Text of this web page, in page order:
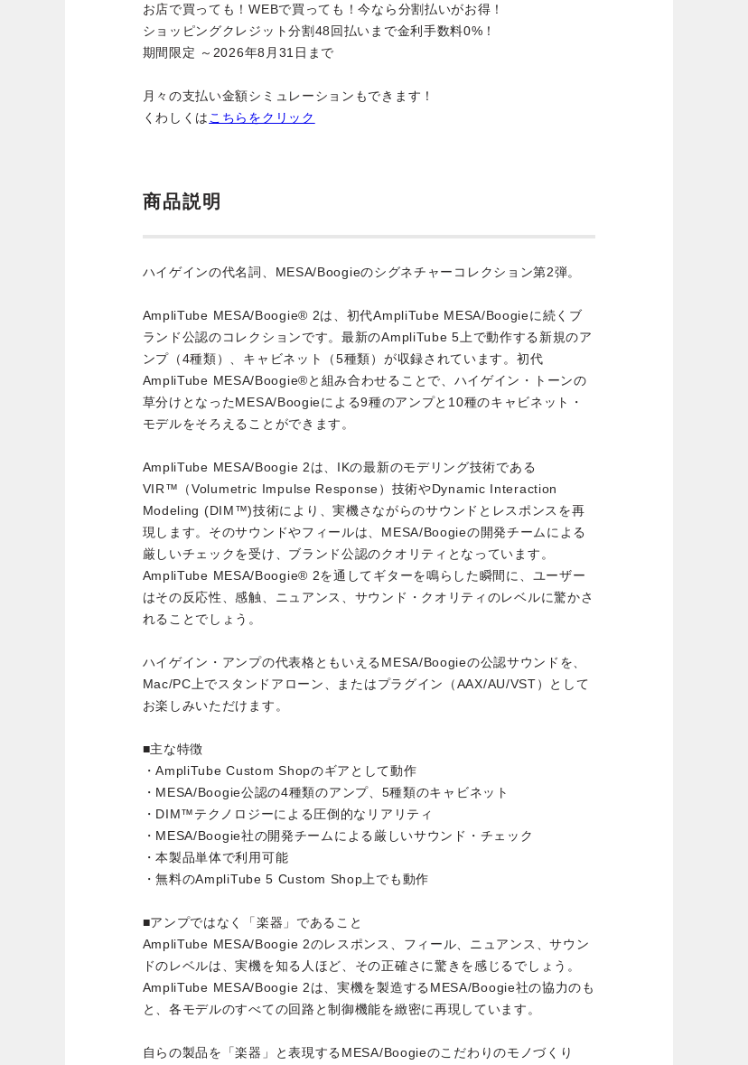
お店で買っても！WEBで買っても！今なら分割払いがお得！
ショッピングクレジット分割48回払いまで金利手数料0%！
期間限定 ～2026年8月31日まで
月々の支払い金額シミュレーションもできます！
くわしくは こちらをクリック
商品説明
ハイゲインの代名詞、MESA/Boogieのシグネチャーコレクション第2弾。
AmpliTube MESA/Boogie® 2は、初代AmpliTube MESA/Boogieに続くブ
ランド公認のコレクションです。最新のAmpliTube 5上で動作する新規のア
ンプ（4種類）、キャビネット（5種類）が収録されています。初代
AmpliTube MESA/Boogie®と組み合わせることで、ハイゲイン・トーンの
草分けとなったMESA/Boogieによる9種のアンプと10種のキャビネット・
モデルをそろえることができます。
AmpliTube MESA/Boogie 2は、IKの最新のモデリング技術である
VIR™（Volumetric Impulse Response）技術やDynamic Interaction
Modeling (DIM™)技術により、実機さながらのサウンドとレスポンスを再
現します。そのサウンドやフィールは、MESA/Boogieの開発チームによる
厳しいチェックを受け、ブランド公認のクオリティとなっています。
AmpliTube MESA/Boogie® 2を通してギターを鳴らした瞬間に、ユーザー
はその反応性、感触、ニュアンス、サウンド・クオリティのレベルに驚かさ
れることでしょう。
ハイゲイン・アンプの代表格ともいえるMESA/Boogieの公認サウンドを、
Mac/PC上でスタンドアローン、またはプラグイン（AAX/AU/VST）として
お楽しみいただけます。
■主な特徴
・AmpliTube Custom Shopのギアとして動作
・MESA/Boogie公認の4種類のアンプ、5種類のキャビネット
・DIM™テクノロジーによる圧倒的なリアリティ
・MESA/Boogie社の開発チームによる厳しいサウンド・チェック
・本製品単体で利用可能
・無料のAmpliTube 5 Custom Shop上でも動作
■アンプではなく「楽器」であること
AmpliTube MESA/Boogie 2のレスポンス、フィール、ニュアンス、サウン
ドのレベルは、実機を知る人ほど、その正確さに驚きを感じるでしょう。
AmpliTube MESA/Boogie 2は、実機を製造するMESA/Boogie社の協力のも
と、各モデルのすべての回路と制御機能を緻密に再現しています。
自らの製品を「楽器」と表現するMESA/Boogieのこだわりのモノづくり